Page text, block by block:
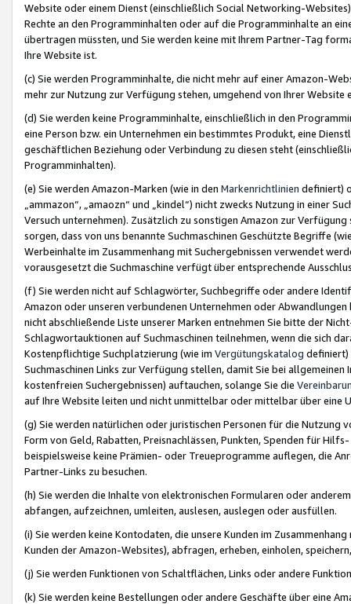
Website oder einem Dienst (einschließlich Social Networking-
Rechte an den Programminhalten oder auf die Programminhalte an
übertragen müssten, und Sie werden keine mit Ihrem Partner-Tag
Ihre Website ist.
(c) Sie werden Programminhalte, die nicht mehr auf einer Amazon-
mehr zur Nutzung zur Verfügung stehen, umgehend von Ihrer
(d) Sie werden keine Programminhalte, einschließlich in den
eine Person bzw. ein Unternehmen ein bestimmtes Produkt, eine
geschäftlichen Beziehung oder Verbindung zu diesen steht
Programminhalten).
(e) Sie werden Amazon-Marken (wie in den Markenrichtlinien definiert)
„ammazon“, „amaozn“ und „kindel“) nicht zwecks Nutzung in einer
Versuch unternehmen). Zusätzlich zu sonstigen Amazon zur
sorgen, dass von uns benannte Suchmaschinen Geschützte Begriffe
Werbeinhalte im Zusammenhang mit Suchergebnissen verwendet
vorausgesetzt die Suchmaschine verfügt über entsprechende
(f) Sie werden nicht auf Schlagwörter, Suchbegriffe oder andere
Amazon oder unseren verbundenen Unternehmen oder
nicht abschließende Liste unserer Marken entnehmen Sie bitte der
Schlagwortauktionen auf Suchmaschinen teilnehmen, wenn die sich
Kostenpflichtige Suchplatzierung (wie im Vergütungskatalog definiert)
Suchmaschinen Links zur Verfügung stellen, damit Sie bei
kostenfreien Suchergebnissen) auftauchen, solange Sie die
auf Ihre Website leiten und nicht unmittelbar oder mittelbar über eine
(g) Sie werden natürlichen oder juristischen Personen für die Nutzung
Form von Geld, Rabatten, Preisnachlässen, Punkten, Spenden für
beispielsweise keine Prämien- oder Treueprogramme auflegen, die
Partner-Links zu besuchen.
(h) Sie werden die Inhalte von elektronischen Formularen oder
abfangen, aufzeichnen, umleiten, auslesen, auslegen oder ausfüllen.
(i) Sie werden keine Kontodaten, die unsere Kunden im
Kunden der Amazon-Websites), abfragen, erheben, einholen,
(j) Sie werden Funktionen von Schaltflächen, Links oder andere
(k) Sie werden keine Bestellungen oder andere Geschäfte über eine